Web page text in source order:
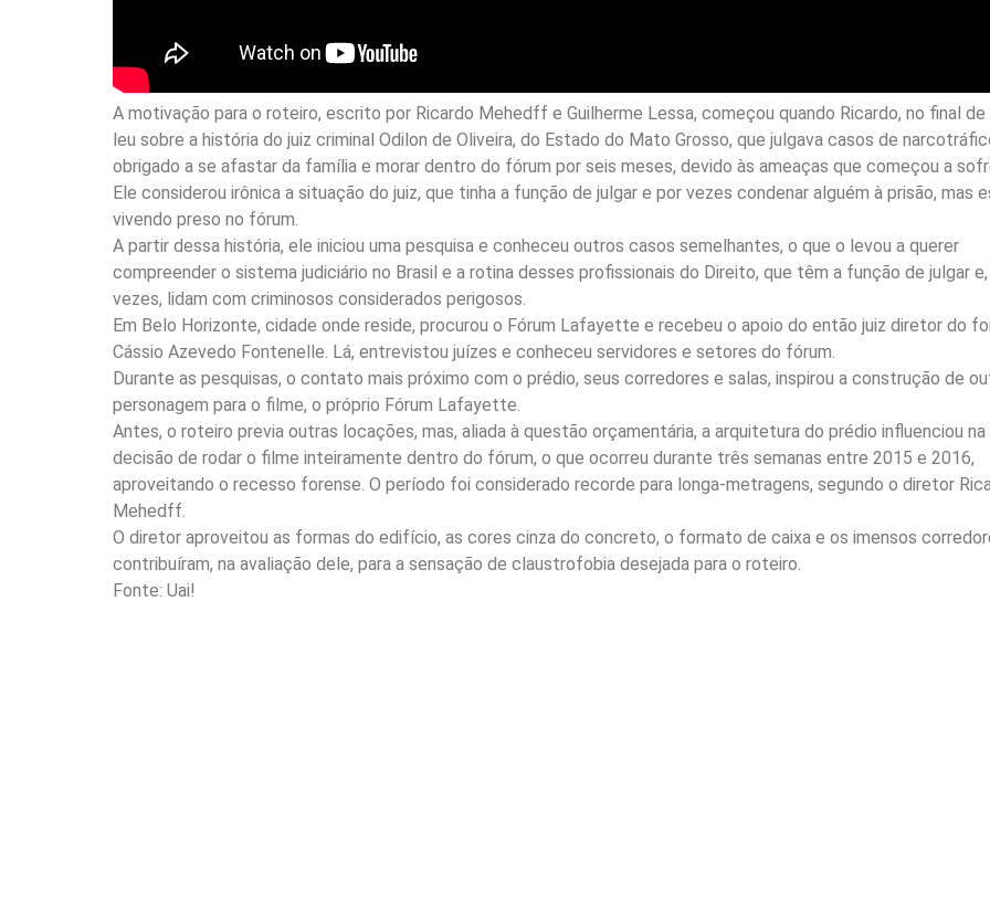
A motivação para o roteiro, escrito por Ricardo Mehedff e Guilherme Lessa, começou quando Ricardo, no final de
leu sobre a história do juiz criminal Odilon de Oliveira, do Estado do Mato Grosso, que julgava casos de
obrigado a se afastar da família e morar dentro do fórum por seis meses, devido às ameaças que começou a
Ele considerou irônica a situação do juiz, que tinha a função de julgar e por vezes condenar alguém à prisão, mas
vivendo preso no fórum.
A partir dessa história, ele iniciou uma pesquisa e conheceu outros casos semelhantes, o que o levou a querer
compreender o sistema judiciário no Brasil e a rotina desses profissionais do Direito, que têm a função de julgar
vezes, lidam com criminosos considerados perigosos.
Em Belo Horizonte, cidade onde reside, procurou o Fórum Lafayette e recebeu o apoio do então juiz diretor do
Cássio Azevedo Fontenelle. Lá, entrevistou juízes e conheceu servidores e setores do fórum.
Durante as pesquisas, o contato mais próximo com o prédio, seus corredores e salas, inspirou a construção de
personagem para o filme, o próprio Fórum Lafayette.
Antes, o roteiro previa outras locações, mas, aliada à questão orçamentária, a arquitetura do prédio influenciou na
decisão de rodar o filme inteiramente dentro do fórum, o que ocorreu durante três semanas entre 2015 e 2016,
aproveitando o recesso forense. O período foi considerado recorde para longa-metragens, segundo o diretor
Mehedff.
O diretor aproveitou as formas do edifício, as cores cinza do concreto, o formato de caixa e os imensos
contribuíram, na avaliação dele, para a sensação de claustrofobia desejada para o roteiro.
Fonte: Uai!